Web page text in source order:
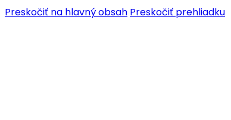
Preskočiť na hlavný obsah Preskočiť prehliadku